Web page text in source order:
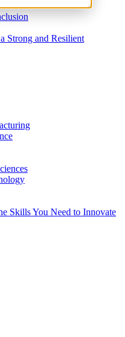
Strong and Resilient
Skills You Need to Innovate